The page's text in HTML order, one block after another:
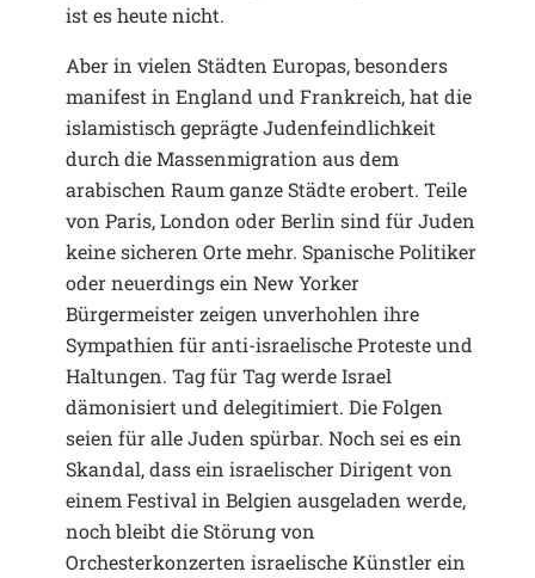
ist es heute nicht.
Aber in vielen Städten Europas, besonders
manifest in England und Frankreich, hat die
islamistisch geprägte Judenfeindlichkeit
durch die Massenmigration aus dem
arabischen Raum ganze Städte erobert. Teile
von Paris, London oder Berlin sind für Juden
keine sicheren Orte mehr. Spanische Politiker
oder neuerdings ein New Yorker
Bürgermeister zeigen unverhohlen ihre
Sympathien für anti-israelische Proteste und
Haltungen. Tag für Tag werde Israel
dämonisiert und delegitimiert. Die Folgen
seien für alle Juden spürbar. Noch sei es ein
Skandal, dass ein israelischer Dirigent von
einem Festival in Belgien ausgeladen werde,
noch bleibt die Störung von
Orchesterkonzerten israelische Künstler ein